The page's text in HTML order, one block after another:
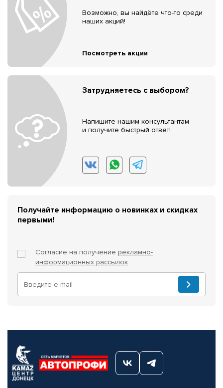
Возможно, вы найдёте что-то среди
наших акций!
Посмотреть акции
Затрудняетесь с выбором?
Напишите нашим консультантам
и получите быстрый ответ!
Получайте информацию о новинках и скидках
первыми!
Согласие на получение рекламно-
информационных рассылок